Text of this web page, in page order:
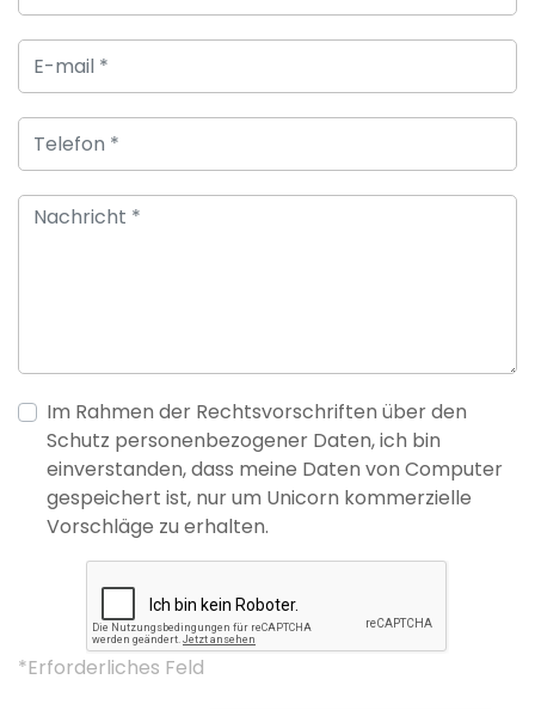
Im Rahmen der Rechtsvorschriften über den
Schutz personenbezogener Daten, ich bin
einverstanden, dass meine Daten von Computer
gespeichert ist, nur um Unicorn kommerzielle
Vorschläge zu erhalten.
*Erforderliches Feld